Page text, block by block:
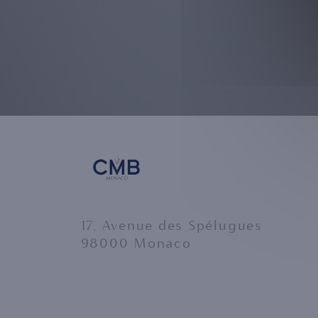
17, Avenue des Spélugues
98000 Monaco